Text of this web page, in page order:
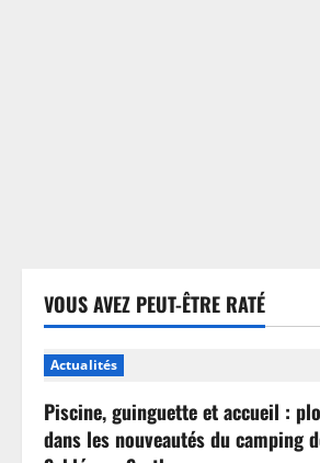
VOUS AVEZ PEUT-ÊTRE RATÉ
Actualités
Piscine, guinguette et accueil :
dans les nouveautés du camping